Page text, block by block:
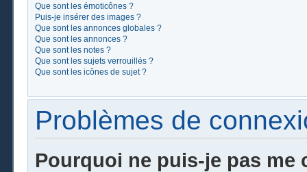
Que sont les émoticônes ?
Puis-je insérer des images ?
Que sont les annonces globales ?
Que sont les annonces ?
Que sont les notes ?
Que sont les sujets verrouillés ?
Que sont les icônes de sujet ?
Problèmes de
Pourquoi ne puis-je pas me